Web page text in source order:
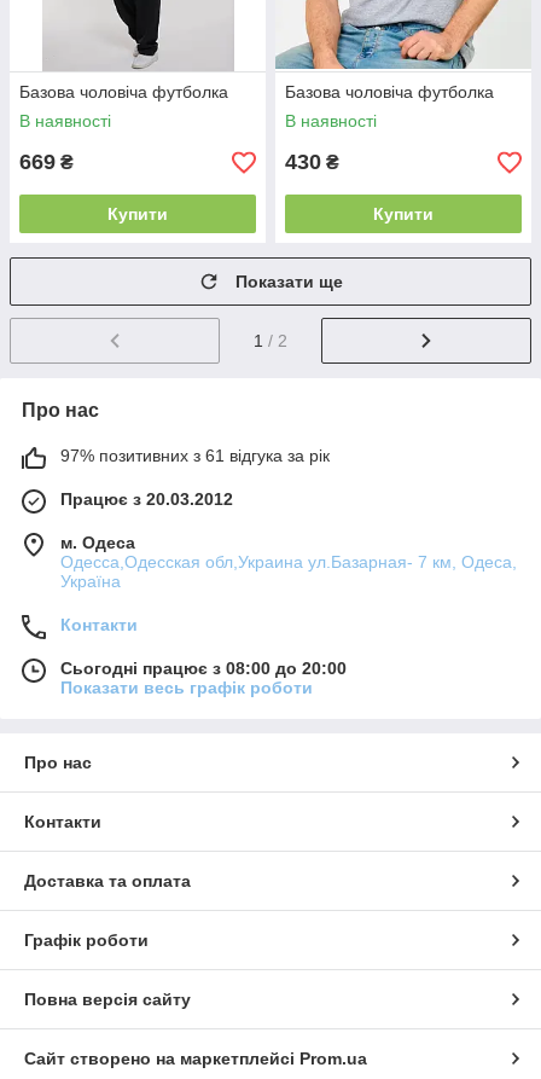
Базова чоловіча футболка
В наявності
669 ₴
Купити
Базова чоловіча футболка
В наявності
430 ₴
Купити
Показати ще
1 / 2
Про нас
97% позитивних з 61 відгука за рік
Працює з 20.03.2012
м. Одеса
Одесса,Одесская обл,Украина ул.Базарная- 7 км, Одеса,
Україна
Контакти
Сьогодні працює з 08:00 до 20:00
Показати весь графік роботи
Про нас
Контакти
Доставка та оплата
Графік роботи
Повна версія сайту
Сайт створено на маркетплейсі Prom.ua